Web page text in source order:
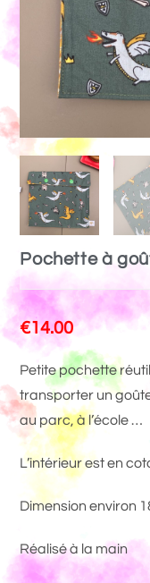
Pochette à
€14.00
Petite pochette
transporter un
au parc, à l’école …
L’intérieur est en
Dimension environ
Réalisé à la main